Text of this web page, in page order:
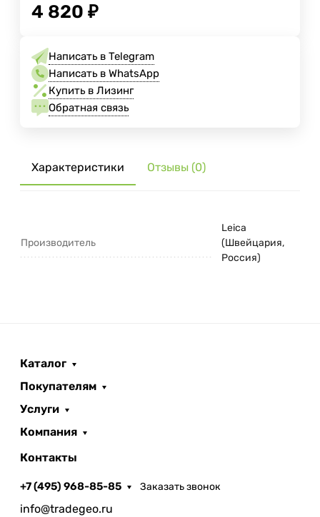
4 820 ₽
Написать в Telegram
Написать в WhatsApp
Купить в Лизинг
Обратная связь
Характеристики Отзывы (0)
Производитель
Leica
(Швейцария,
Россия)
Каталог
Покупателям
Услуги
Компания
Контакты
+7 (495) 968-85-85 Заказать звонок
info@tradegeo.ru